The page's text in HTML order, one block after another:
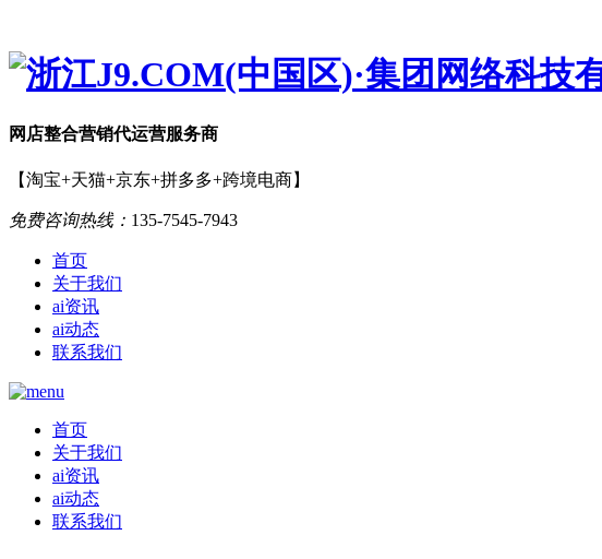
网店整合营销代运营服务商
【淘宝+天猫+京东+拼多多+跨境电商】
免费咨询热线： 135-7545-7943
首页
关于我们
ai资讯
ai动态
联系我们
首页
关于我们
ai资讯
ai动态
联系我们